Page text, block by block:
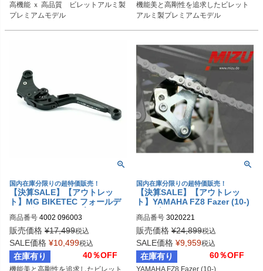
高機能 ｘ 高品質　ビレットアルミ製
プレミアムモデル
機能美と高剛性を追求したビレット
アルミ製プレミアムモデル
国内在庫分限りの超特価販売！
【決算SALE】【アウトレッ
ト】MG BIKETEC フォールデ
チレバー ブラック SUZUKI / Y
AMAHA
商品番号 4002 096003
販売価格 ¥17,499税込
SALE価格 ¥10,499税込
在庫有り 40％OFF
国内在庫分限りの超特価販売！
【決算SALE】【アウトレッ
ト】YAMAHA FZ8 Fazer (10-)
商品番号 3020221
販売価格 ¥24,899税込
SALE価格 ¥9,959税込
在庫有り 60％OFF